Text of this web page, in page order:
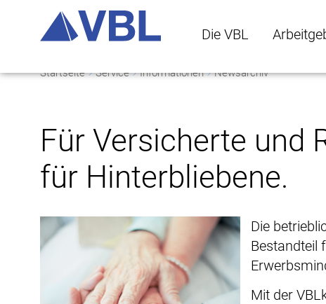
Die VBL
Startseite Service Informationen Newsarchiv
Für Versicherte und
für Hinterbliebene.
Die
Bestandteil
Mit der